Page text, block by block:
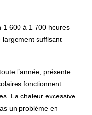
1 600 à 1 700 heures
largement suffisant
l’année, présente
fonctionnent
La chaleur excessive
un problème en